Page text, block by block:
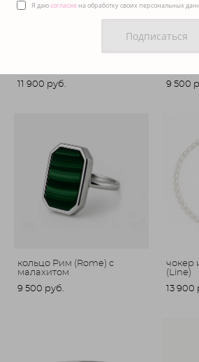
11 900 pуб.
9 500
кольцо Рим (Rome) с
малахитом
9 500 pуб.
чокер
(Line)
13 900
Я даюсогласие на обработку своих персональных